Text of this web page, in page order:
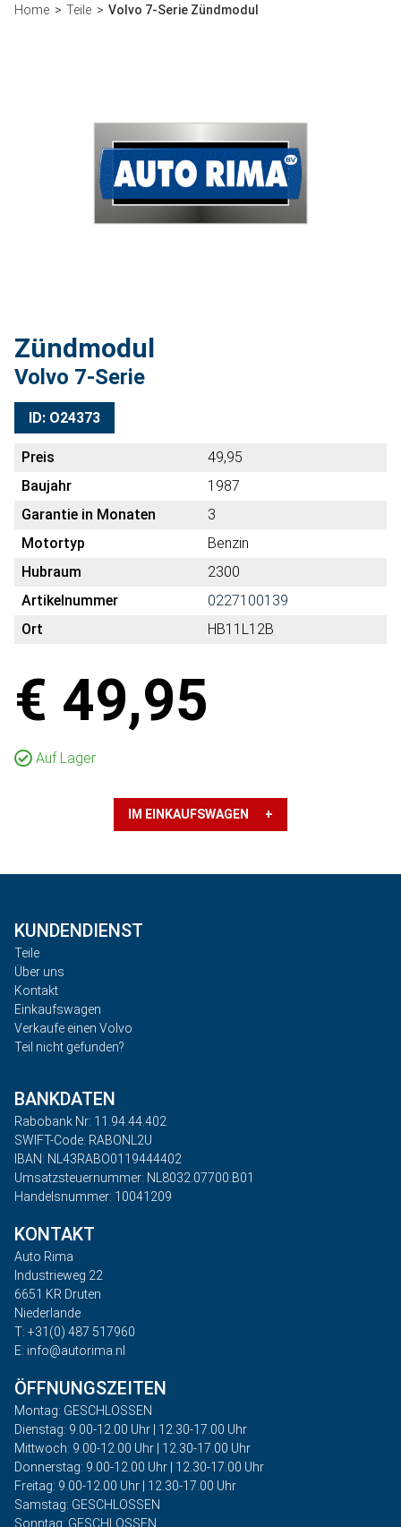
Home Teile Volvo 7-Serie Zündmodul
Zündmodul
Volvo 7-Serie
ID: O24373
Preis
49,95
Baujahr
1987
Garantie in Monaten
3
Motortyp
Benzin
Hubraum
2300
Artikelnummer
0227100139
Ort
HB11L12B
€ 49,95
Auf Lager
IM EINKAUFSWAGEN +
KUNDENDIENST
Teile
Über uns
Kontakt
Einkaufswagen
Verkaufe einen Volvo
Teil nicht gefunden?
BANKDATEN
Rabobank Nr: 11.94.44.402
SWIFT-Code: RABONL2U
IBAN: NL43RABO0119444402
Umsatzsteuernummer: NL8032.07700.B01
Handelsnummer: 10041209
KONTAKT
Auto Rima
Industrieweg 22
6651 KR Druten
Niederlande
T: +31(0) 487 517960
E: info@autorima.nl
ÖFFNUNGSZEITEN
Montag: GESCHLOSSEN
Dienstag: 9.00-12.00 Uhr | 12.30-17.00 Uhr
Mittwoch: 9.00-12.00 Uhr | 12.30-17.00 Uhr
Donnerstag: 9.00-12.00 Uhr | 12.30-17.00 Uhr
Freitag: 9.00-12.00 Uhr | 12.30-17.00 Uhr
Samstag: GESCHLOSSEN
Sonntag: GESCHLOSSEN